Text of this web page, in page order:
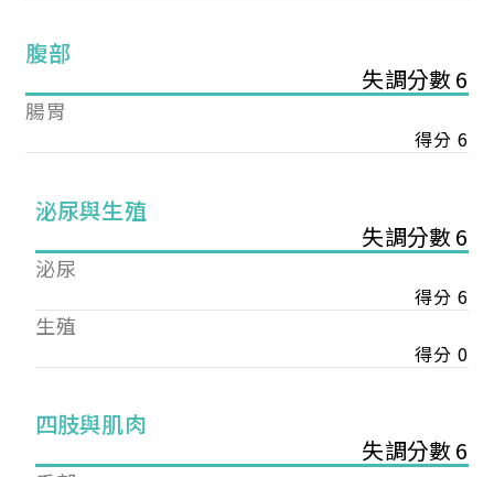
腹部
失調分數 6
腸胃
得分 6
泌尿與生殖
失調分數 6
泌尿
得分 6
生殖
得分 0
四肢與肌肉
失調分數 6
您已成功送出會員申請
您好，您的會員申請，已成功送出，經本協會理事